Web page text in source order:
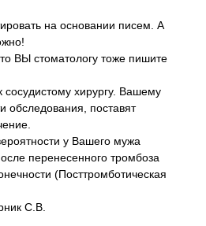
на основании писем. А
ВЫ стоматологу тоже пишите
хирургу. Вашему
обследования, поставят
у Вашего мужа
перенесенного тромбоза
(Посттромботическая
С.В.